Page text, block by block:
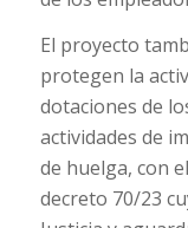
El proyecto
protegen la
dotaciones de
actividades de
de huelga, con
decreto 70/23